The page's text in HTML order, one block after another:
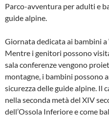
Parco-avventura per adulti e
guide alpine.
Giornata dedicata ai bambini
Mentre i genitori possono
sala conferenze vengono
montagne, i bambini possono
sicurezza delle guide alpine. Il
nella seconda metà del XIV
dell’Ossola Inferiore e come